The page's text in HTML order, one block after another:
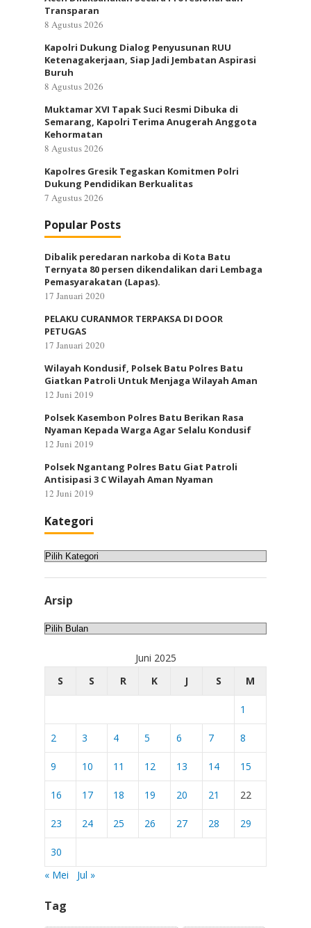
Transparan
8 Agustus 2026
Kapolri Dukung Dialog Penyusunan RUU
Ketenagakerjaan, Siap Jadi Jembatan Aspirasi
Buruh
8 Agustus 2026
Muktamar XVI Tapak Suci Resmi Dibuka di
Semarang, Kapolri Terima Anugerah Anggota
Kehormatan
8 Agustus 2026
Kapolres Gresik Tegaskan Komitmen Polri
Dukung Pendidikan Berkualitas
7 Agustus 2026
Popular Posts
Dibalik peredaran narkoba di Kota Batu
Ternyata 80 persen dikendalikan dari Lembaga
Pemasyarakatan (Lapas).
17 Januari 2020
PELAKU CURANMOR TERPAKSA DI DOOR
PETUGAS
17 Januari 2020
Wilayah Kondusif, Polsek Batu Polres Batu
Giatkan Patroli Untuk Menjaga Wilayah Aman
12 Juni 2019
Polsek Kasembon Polres Batu Berikan Rasa
Nyaman Kepada Warga Agar Selalu Kondusif
12 Juni 2019
Polsek Ngantang Polres Batu Giat Patroli
Antisipasi 3 C Wilayah Aman Nyaman
12 Juni 2019
Kategori
Kategori
Arsip
Arsip
Juni 2025
S
S R K J S M
1
2 3 4 5 6 7 8
9 10 11 12 13 14 15
16 17 18 19 20 21 22
23 24 25 26 27 28 29
30
« Mei
Jul »
Tag